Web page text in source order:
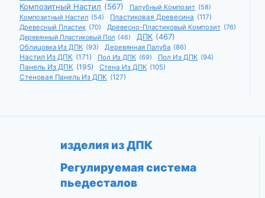
Композитный Настил (567) Палубный Композит (58)
Композитный Настил (54) Пластиковая Древесина (117)
Древесный Пластик (70) Древесно-Пластиковый Композит (76)
Деревянный Пластиковый Пол (46) ДПК (467)
Облицовка Из ДПК (93) Деревянная Палуба (86)
Настил Из ДПК (171) Пол Из ДПК (69) Пол Из ДПК (94)
Панель Из ДПК (195) Стена Из ДПК (105)
Стеновая Панель Из ДПК (127)
изделия из ДПК
Регулируемая система
пьедесталов